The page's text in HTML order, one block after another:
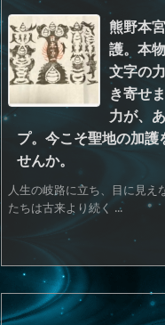
熊野本
護。本
文字の
き寄せ
力が、
プ。今こそ聖地の加
せんか。
人生の岐路に立ち、目に見え
たちは古来より続く ...